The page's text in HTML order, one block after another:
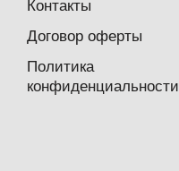
Контакты
Договор оферты
Политика
конфиденциальности